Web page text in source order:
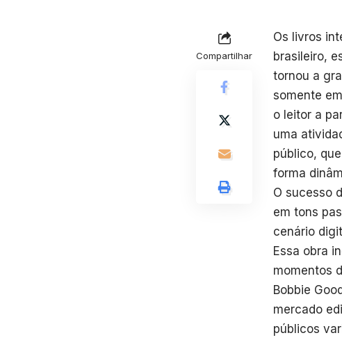
Compartilhar
Os livros
brasileiro,
tornou a
somente
o leitor a
uma
público,
forma
O sucesso
em tons
cenário
Essa obra
momentos
Bobbie
mercado
públicos